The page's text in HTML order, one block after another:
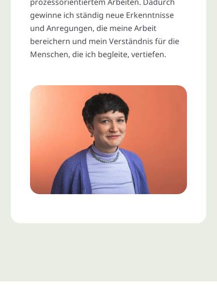
gewinne ich ständig neue Erkenntnisse
und Anregungen, die meine Arbeit
bereichern und mein Verständnis für die
Menschen, die ich begleite, vertiefen.